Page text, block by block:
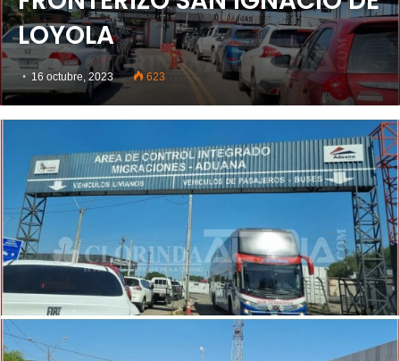
LOYOLA
16 octubre, 2023 623